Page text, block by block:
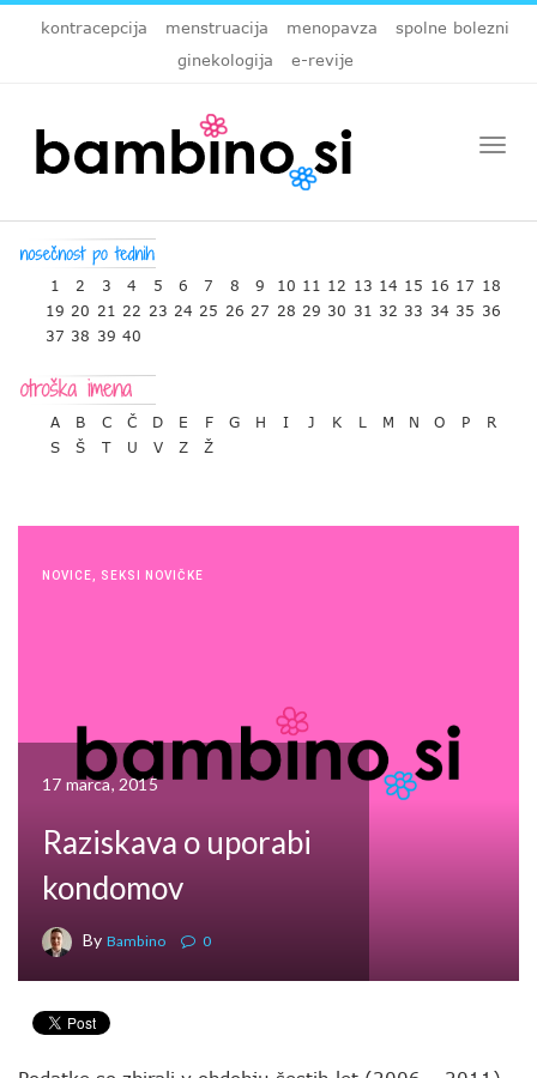
kontracepcija menstruacija menopavza
spolne bolezni
ginekologija
e-revije
1 2 3 4 5 6 7 8 9 10 11 12 13 14 15 16 17 18
19 20 21 22 23 24 25 26 27 28 29 30 31 32 33 34 35 36
37 38 39 40
A B C Č D E F G H I J K L M N O P
R
S
Š T U V Z Ž
NOVICE SEKSI NOVIČKE
17 marca, 2015
Raziskava o uporabi
kondomov
By Bambino 0